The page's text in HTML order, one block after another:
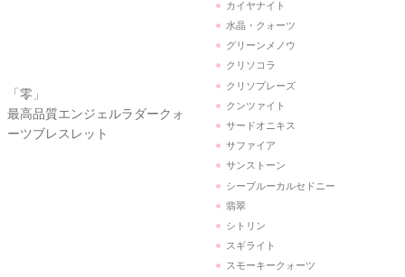
クリソコラ
クリソプレーズ
クンツァイト
サードオニキス
サファイア
サンストーン
シーブルーカルセドニー
翡翠
シトリン
スギライト
スモーキークォーツ
セラフィナイト
ソーダライト
ターコイズ